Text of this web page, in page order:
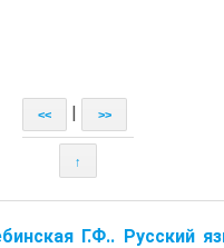
<< >>
↑
Г.Ф.. Русский